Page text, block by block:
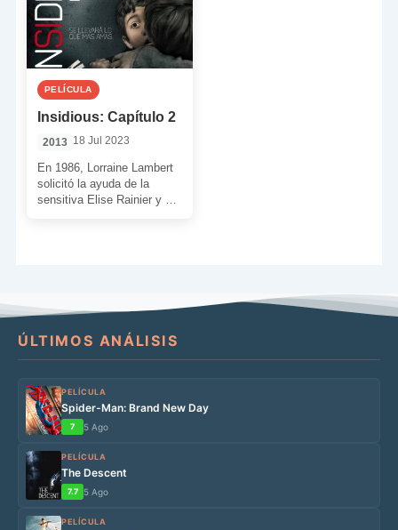
PELÍCULA
Insidious: Capítulo 2
2013 18 Jul 2023
En 1986, Lorraine Lambert
solicitó la ayuda de la
sensitiva Elise Rainier y de
ÚLTIMOS ANÁLISIS
PELÍCULA
Spider-Man: Brand New Day
7 5 Ago
PELÍCULA
The Descent
7.7 5 Ago
PELÍCULA